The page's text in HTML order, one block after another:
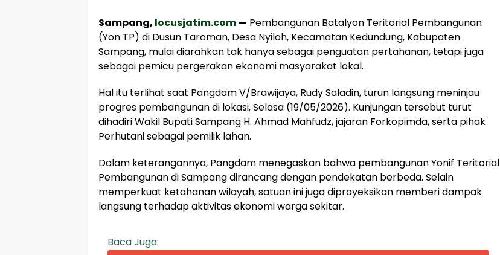
Sampang, locusjatim.com— Pembangunan Batalyon Teritorial Pembangunan
(Yon TP) di Dusun Taroman, Desa Nyiloh, Kecamatan Kedundung, Kabupaten
Sampang, mulai diarahkan tak hanya sebagai penguatan pertahanan, tetapi juga
sebagai pemicu pergerakan ekonomi masyarakat lokal.
Hal itu terlihat saat Pangdam V/Brawijaya, Rudy Saladin, turun langsung meninjau
progres pembangunan di lokasi, Selasa (19/05/2026). Kunjungan tersebut turut
dihadiri Wakil Bupati Sampang H. Ahmad Mahfudz, jajaran Forkopimda, serta pihak
Perhutani sebagai pemilik lahan.
Dalam keterangannya, Pangdam menegaskan bahwa pembangunan Yonif Teritorial
Pembangunan di Sampang dirancang dengan pendekatan berbeda. Selain
memperkuat ketahanan wilayah, satuan ini juga diproyeksikan memberi dampak
langsung terhadap aktivitas ekonomi warga sekitar.
Baca Juga: